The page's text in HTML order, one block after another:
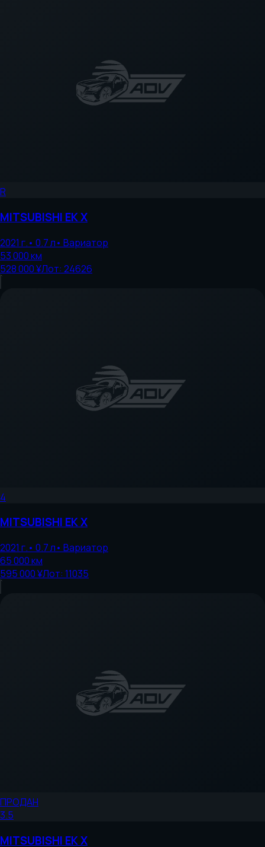
R
MITSUBISHI EK X
2021 г.• 0.7л• Вариатор
53 000км
528 000 ¥Лот: 24626
4
MITSUBISHI EK X
2021 г.• 0.7л• Вариатор
65 000км
595 000 ¥Лот: 11035
ПРОДАН
3.5
MITSUBISHI EK X